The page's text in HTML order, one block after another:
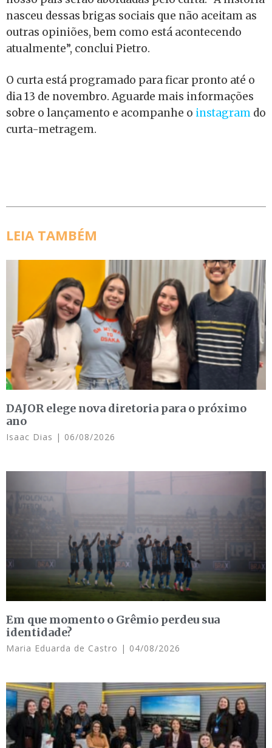
nasceu dessas brigas sociais que não aceitam as
outras opiniões, bem como está acontecendo
atualmente”, conclui Pietro.
O curta está programado para ficar pronto até o
dia 13 de novembro. Aguarde mais informações
sobre o lançamento e acompanhe o instagram do
curta-metragem.
LEIA TAMBÉM
DAJOR elege nova diretoria para o próximo
ano
Isaac Dias 06/08/2026
Em que momento o Grêmio perdeu sua
identidade?
Maria Eduarda de Castro 04/08/2026